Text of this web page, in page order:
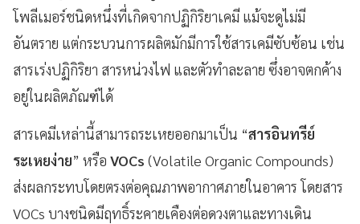
โพลีเมอร์ชนิดหนึ่งที่เกิดจากปฏิกิริยาเคมี แม้จะดูไม่มี
อันตราย แต่กระบวนการผลิตมักมีการใช้สารเคมีซับซ้อน เช่น
สารเร่งปฏิกิริยา สารหน่วงไฟ และตัวทำละลาย ซึ่งอาจตกค้าง
อยู่ในผลิตภัณฑ์ได้
สารเคมีเหล่านี้สามารถระเหยออกมาเป็น “สารอินทรีย์
ระเหยง่าย” หรือ VOCs (Volatile Organic Compounds)
ส่งผลกระทบโดยตรงต่อคุณภาพอากาศภายในอาคาร โดยสาร
VOCs บางชนิดมีฤทธิ์ระคายเคืองต่อดวงตาและทางเดิน